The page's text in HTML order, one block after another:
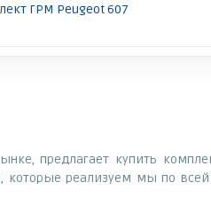
ГРМ Peugeot 607
предлагает купить
реализуем мы по всей